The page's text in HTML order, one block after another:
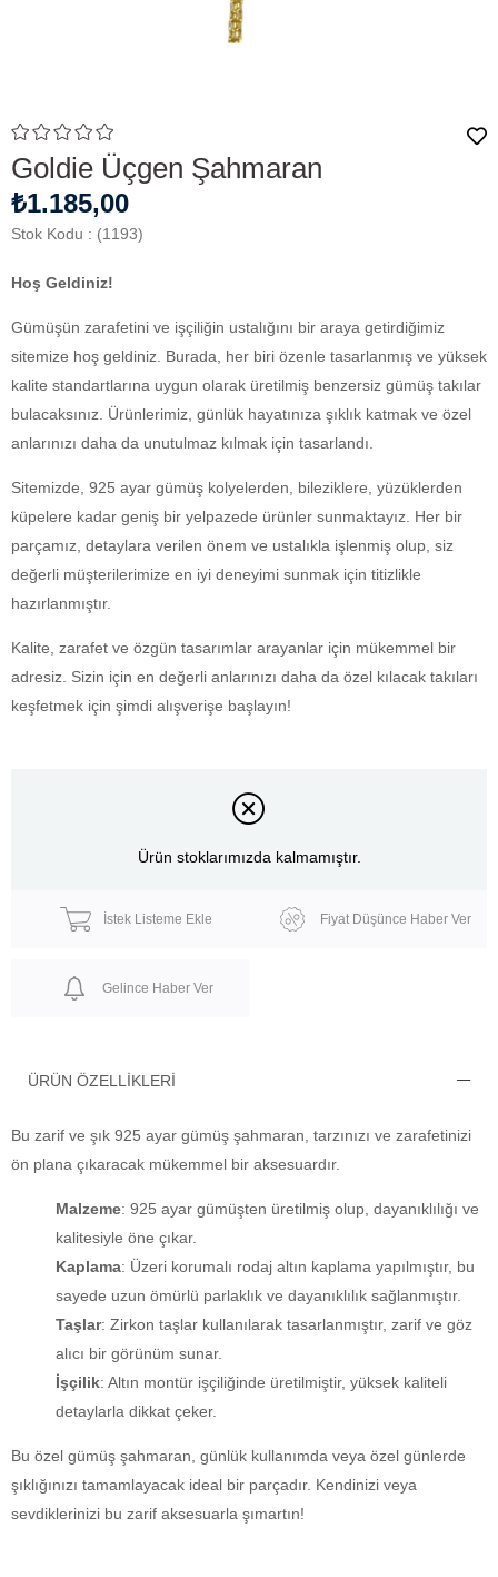
Goldie Üçgen Şahmaran
₺1.185,00
Stok Kodu (1193)
Hoş Geldiniz!
Gümüşün zarafetini ve işçiliğin ustalığını bir araya getirdiğimiz
sitemize hoş geldiniz. Burada, her biri özenle tasarlanmış ve yüksek
kalite standartlarına uygun olarak üretilmiş benzersiz gümüş takılar
bulacaksınız. Ürünlerimiz, günlük hayatınıza şıklık katmak ve özel
anlarınızı daha da unutulmaz kılmak için tasarlandı.
Sitemizde, 925 ayar gümüş kolyelerden, bileziklere, yüzüklerden
küpelere kadar geniş bir yelpazede ürünler sunmaktayız. Her bir
parçamız, detaylara verilen önem ve ustalıkla işlenmiş olup, siz
değerli müşterilerimize en iyi deneyimi sunmak için titizlikle
hazırlanmıştır.
Kalite, zarafet ve özgün tasarımlar arayanlar için mükemmel bir
adresiz. Sizin için en değerli anlarınızı daha da özel kılacak takıları
keşfetmek için şimdi alışverişe başlayın!
Ürün stoklarımızda kalmamıştır.
İstek Listeme Ekle Fiyat Düşünce Haber Ver
Gelince Haber Ver
ÜRÜN ÖZELLIKLERI
Bu zarif ve şık 925 ayar gümüş şahmaran, tarzınızı ve zarafetinizi
ön plana çıkaracak mükemmel bir aksesuardır.
Malzeme: 925 ayar gümüşten üretilmiş olup, dayanıklılığı ve
kalitesiyle öne çıkar.
Kaplama: Üzeri korumalı rodaj altın kaplama yapılmıştır, bu
sayede uzun ömürlü parlaklık ve dayanıklılık sağlanmıştır.
Taşlar: Zirkon taşlar kullanılarak tasarlanmıştır, zarif ve göz
alıcı bir görünüm sunar.
İşçilik: Altın montür işçiliğinde üretilmiştir, yüksek kaliteli
detaylarla dikkat çeker.
Bu özel gümüş şahmaran, günlük kullanımda veya özel günlerde
şıklığınızı tamamlayacak ideal bir parçadır. Kendinizi veya
sevdiklerinizi bu zarif aksesuarla şımartın!